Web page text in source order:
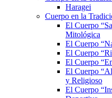
Haragei
Cuerpo en la
El Cuerpo
Mitológica
El Cuerpo
El Cuerpo
El Cuerpo
El Cuerpo
y Religioso
El Cuerpo